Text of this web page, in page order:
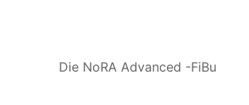
Die NoRA Advanced -FiBu